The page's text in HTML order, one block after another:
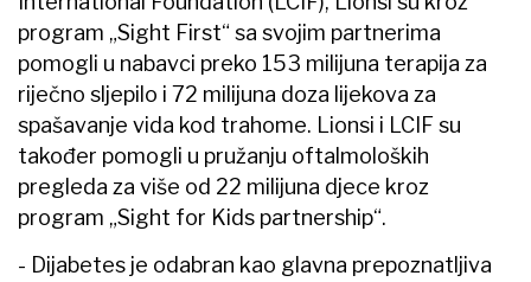
program „Sight First“ sa svojim partnerima
pomogli u nabavci preko 153 milijuna terapija za
riječno sljepilo i 72 milijuna doza lijekova za
spašavanje vida kod trahome. Lionsi i LCIF su
također pomogli u pružanju oftalmoloških
pregleda za više od 22 milijuna djece kroz
program „Sight for Kids partnership“.
- Dijabetes je odabran kao glavna prepoznatljiva